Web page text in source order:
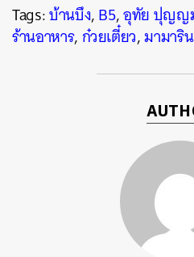
Tags:บ้านบึง,B5,อุทัย ปุญญ
ร้านอาหาร,ก๋วยเตี๋ยว,มามาริน